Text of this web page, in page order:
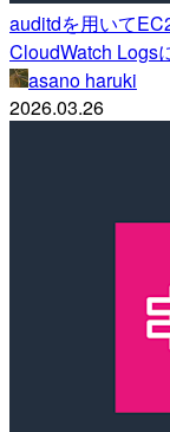
auditdを用いて
CloudWatch Logs
asano haruki
2026.03.26